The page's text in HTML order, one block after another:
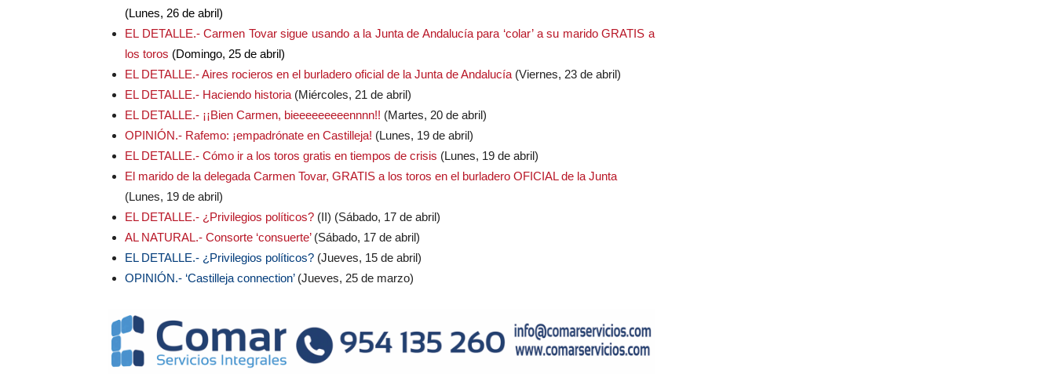
(Lunes, 26 de abril)
EL DETALLE.- Carmen Tovar sigue usando a la Junta de Andalucía para ‘colar’ a su marido GRATIS a
los toros (Domingo, 25 de abril)
EL DETALLE.- Aires rocieros en el burladero oficial de la Junta de Andalucía (Viernes, 23 de abril)
EL DETALLE.- Haciendo historia (Miércoles, 21 de abril)
EL DETALLE.- ¡¡Bien Carmen, bieeeeeeeeennnn!! (Martes, 20 de abril)
OPINIÓN.- Rafemo: ¡empadrónate en Castilleja! (Lunes, 19 de abril)
EL DETALLE.- Cómo ir a los toros gratis en tiempos de crisis (Lunes, 19 de abril)
El marido de la delegada Carmen Tovar, GRATIS a los toros en el burladero OFICIAL de la Junta
(Lunes, 19 de abril)
EL DETALLE.- ¿Privilegios políticos? (II) (Sábado, 17 de abril)
AL NATURAL.- Consorte ‘consuerte’(Sábado, 17 de abril)
EL DETALLE.- ¿Privilegios políticos? (Jueves, 15 de abril)
OPINIÓN.- ‘Castilleja connection’(Jueves, 25 de marzo)